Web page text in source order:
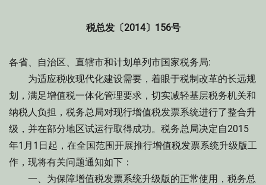
税总发〔2014〕156号
各省、自治区、直辖市和计划单列市国家税务局:
为适应税收现代化建设需要，着眼于税制改革的长远规
划，满足增值税一体化管理要求，切实减轻基层税务机关和
纳税人负担，税务总局对现行增值税发票系统进行了整合升
级，并在部分地区试运行取得成功。税务总局决定自2015
年1月1日起，在全国范围开展推行增值税发票系统升级版工
作，现将有关问题通知如下：
一、为保障增值税发票系统升级版的正常使用，税务总